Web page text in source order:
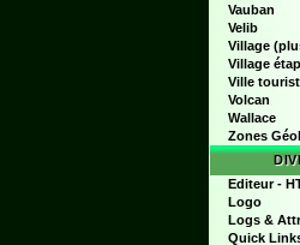
Vauban
Velib
Village
Village
Ville
Volcan
Wallace
Zones
Editeur -
Logo
Logs &
Quick